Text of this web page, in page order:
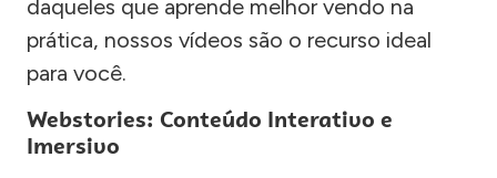
daqueles que aprende melhor vendo na
prática, nossos vídeos são o recurso ideal
para você.
Webstories: Conteúdo Interativo e
Imersivo